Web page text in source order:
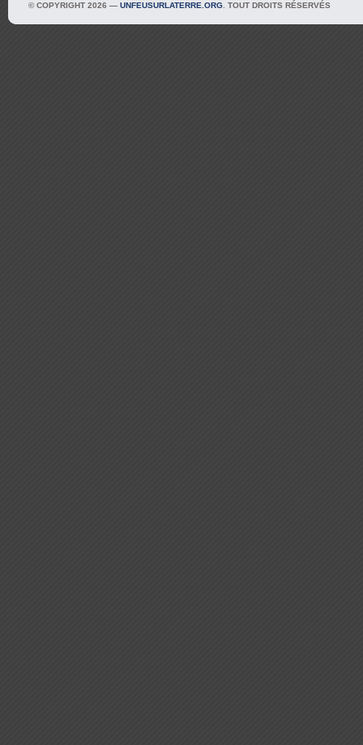
© COPYRIGHT 2026 — UNFEUSURLATERRE.ORG . TOUT DROITS RÉSERVÉS